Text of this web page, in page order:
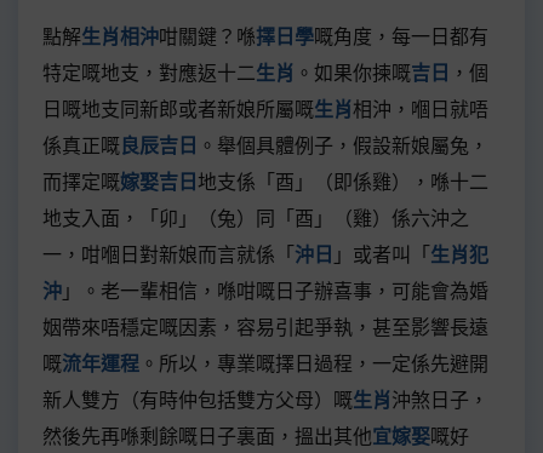
點解生肖相沖咁關鍵？喺擇日學嘅角度，每一日都有
特定嘅地支，對應返十二生肖 。如果你揀嘅吉日 ，個
日嘅地支同新郎或者新娘所屬嘅生肖相沖，嗰日就唔
係真正嘅良辰吉日 。舉個具體例子，假設新娘屬兔，
而擇定嘅嫁娶吉日地支係「酉」（即係雞），喺十二
地支入面，「卯」（兔）同「酉」（雞）係六沖之
一，咁嗰日對新娘而言就係「沖日 」或者叫「生肖犯
沖」。老一輩相信，喺咁嘅日子辦喜事，可能會為婚
姻帶來唔穩定嘅因素，容易引起爭執，甚至影響長遠
嘅流年運程 。所以，專業嘅擇日過程，一定係先避開
新人雙方（有時仲包括雙方父母）嘅生肖沖煞日子，
然後先再喺剩餘嘅日子裏面，搵出其他宜嫁娶嘅好